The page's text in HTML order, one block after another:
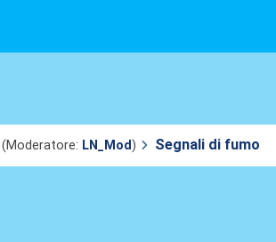
(Moderatore: LN_Mod) Segnali di fumo